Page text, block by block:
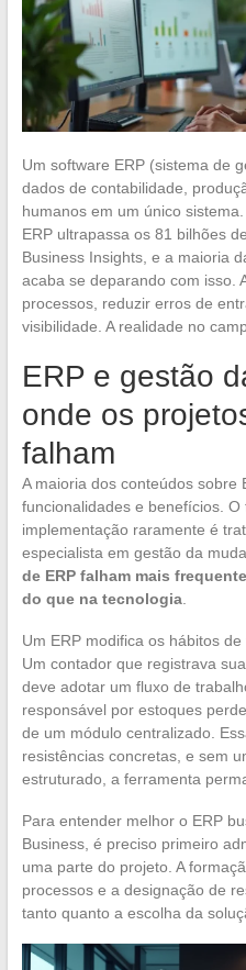
Um software ERP (sistema de
dados de contabilidade,
humanos em um único
ERP ultrapassa os 81 bilhões
Business Insights, e a maioria
acaba se deparando com isso.
processos, reduzir erros de
visibilidade. A realidade no
ERP e gestão
onde os
falham
A maioria dos conteúdos sobre
funcionalidades e benefícios.
implementação raramente é
especialista em gestão da
de ERP falham mais
do que na tecnologia.
Um ERP modifica os hábitos
Um contador que registrava
deve adotar um fluxo de
responsável por estoques
de um módulo centralizado.
resistências concretas, e sem
estruturado, a ferramenta
Para entender melhor o ERP
Business, é preciso primeiro
uma parte do projeto. A
processos e a designação de
tanto quanto a escolha da